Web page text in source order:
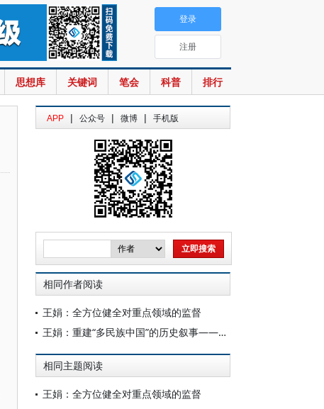
思想库 关键词 笔会 科普 排行
登录
注册
APP | 公众号 | 微博 | 手机版
相同作者阅读
王娟：全方位健全对重点领域的监督
王娟：重建“多民族中国”的历史叙事——20世纪中国民族史观的形成、演变与竞争
相同主题阅读
王娟：全方位健全对重点领域的监督